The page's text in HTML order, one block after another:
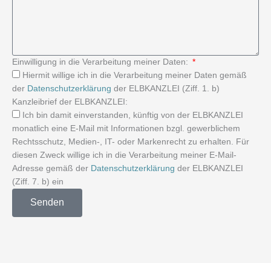
Einwilligung in die Verarbeitung meiner Daten:
Hiermit willige ich in die Verarbeitung meiner Daten gemäß
der Datenschutzerklärung der ELBKANZLEI (Ziff. 1. b)
Kanzleibrief der ELBKANZLEI:
Ich bin damit einverstanden, künftig von der ELBKANZLEI
monatlich eine E-Mail mit Informationen bzgl. gewerblichem
Rechtsschutz, Medien-, IT- oder Markenrecht zu erhalten. Für
diesen Zweck willige ich in die Verarbeitung meiner E-Mail-
Adresse gemäß der Datenschutzerklärung der ELBKANZLEI
(Ziff. 7. b) ein
Senden